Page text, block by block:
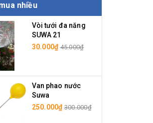
nhiều
Vòi tưới đa năng
SUWA 21
30.000₫ 45.000₫
Van phao nước
Suwa
250.000₫ 300.000₫